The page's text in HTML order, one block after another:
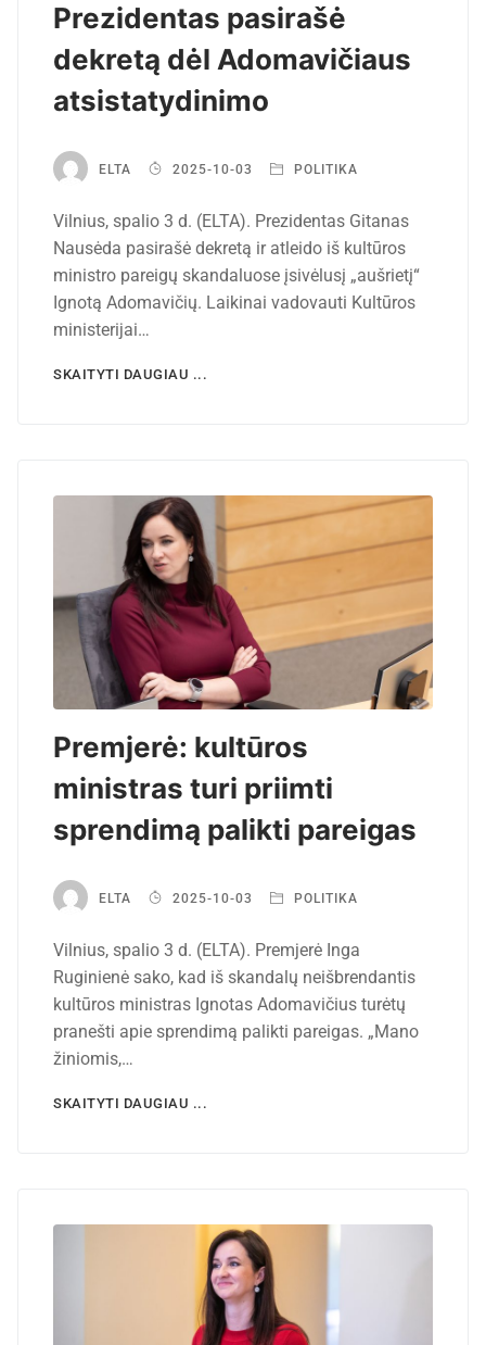
Prezidentas pasirašė
dekretą dėl Adomavičiaus
atsistatydinimo
ELTA 2025-10-03 POLITIKA
Vilnius, spalio 3 d. (ELTA). Prezidentas Gitanas
Nausėda pasirašė dekretą ir atleido iš kultūros
ministro pareigų skandaluose įsivėlusį „aušrietį“
Ignotą Adomavičių. Laikinai vadovauti Kultūros
ministerijai…
SKAITYTI DAUGIAU ...
Premjerė: kultūros
ministras turi priimti
sprendimą palikti pareigas
ELTA 2025-10-03 POLITIKA
Vilnius, spalio 3 d. (ELTA). Premjerė Inga
Ruginienė sako, kad iš skandalų neišbrendantis
kultūros ministras Ignotas Adomavičius turėtų
pranešti apie sprendimą palikti pareigas. „Mano
žiniomis,…
SKAITYTI DAUGIAU ...